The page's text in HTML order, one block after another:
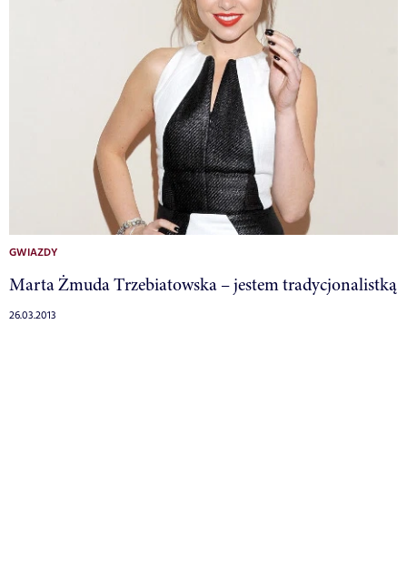
GWIAZDY
Marta Żmuda Trzebiatowska – jestem tradycjonalistką
26.03.2013